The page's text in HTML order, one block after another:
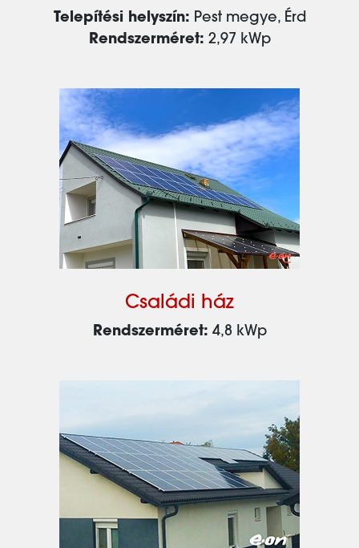
Telepítési helyszín: Pest megye, Érd
Rendszerméret: 2,97 kWp
Családi ház
Rendszerméret: 4,8 kWp